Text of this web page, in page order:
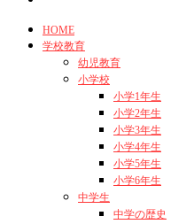
HOME
学校教育
幼児教育
小学校
小学1年生
小学2年生
小学3年生
小学4年生
小学5年生
小学6年生
中学生
中学の歴史